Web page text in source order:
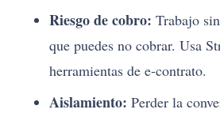
Riesgo de cobro: Trabajo
que puedes no cobrar. Usa
herramientas de e-contrato.
Aislamiento: Perder la